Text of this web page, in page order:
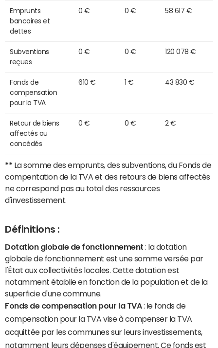
Emprunts
bancaires et
dettes
0 € 0 € 58 617 €
Subventions
reçues
0 € 0 € 120 078 €
Fonds de
compensation
pour la TVA
610 € 1 € 43 830 €
Retour de biens
affectés ou
concédés
0 € 0 € 2 €
** La somme des emprunts, des subventions, du Fonds de
compentation de la TVA et des retours de biens affectés
ne correspond pas au total des ressources
d'investissement.
Définitions :
Dotation globale de fonctionnement : la dotation
globale de fonctionnement est une somme versée par
l'État aux collectivités locales. Cette dotation est
notamment établie en fonction de la population et de la
superficie d'une commune.
Fonds de compensation pour la TVA: le fonds de
compensation pour la TVA vise à compenser la TVA
acquittée par les communes sur leurs investissements,
notamment leurs dépenses d'équipement. Ce fonds est